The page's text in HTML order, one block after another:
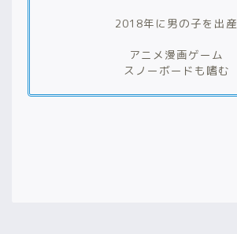
2018年に男の子を出産
アニメ漫画ゲーム
スノーボードも嗜む